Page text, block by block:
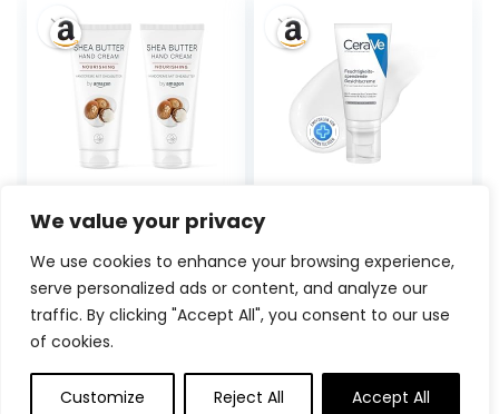
We value your privacy
We use cookies to enhance your browsing experience,
serve personalized ads or content, and analyze our
traffic. By clicking "Accept All", you consent to our use
of cookies.
Customize Reject All Accept All
Japanese Natural
Secrets Hand
Cream for Women
4.5 fl oz/135 ml
Nachhaltige Unisex
Feuchtigkeitscrem
e mit Zitrone &
Litsea Cubeba Duft
(1x50ml)
€6.95
€6.26.
Handcreme mit
Sheabutter, 2 x 100
ml
Ursprünglicher
war:
€ 2.91Aktueller
ist:
4%
dende
Nachtcreme für
normale bis
trockene Haut
Ursprünglicher
war:
€
Aktueller
ist:
22%